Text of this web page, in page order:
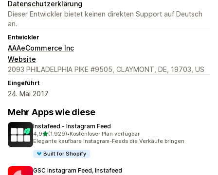
Datenschutzerklärung
Dieser Entwickler bietet keinen direkten Support auf Deutsch
an.
Entwickler
AAAeCommerce Inc
Website
2093 PHILADELPHIA PIKE #9505, CLAYMONT, DE, 19703, US
Eingeführt
24. Mai 2017
Mehr Apps wie diese
Instafeed ‑ Instagram Feed
4,9von 5 Sternen
(1.929)
1929 Rezensionen insgesamt
•Kostenloser Plan verfügbar
Elegante kaufbare Instagram-Feeds die Verkäufe bringen
Built for Shopify
GSC Instagram Feed, Instafeed